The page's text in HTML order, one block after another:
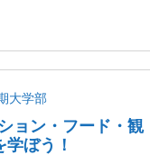
大学部
ョン・フード・観
ぼう！